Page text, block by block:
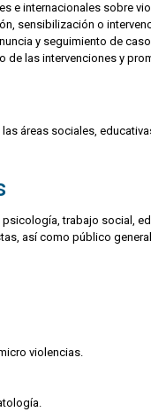
e internacionales sobre
sensibilización o
y seguimiento de
de las intervenciones y
áreas sociales,
trabajo social,
así como público
violencias.